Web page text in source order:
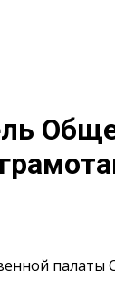
палаты